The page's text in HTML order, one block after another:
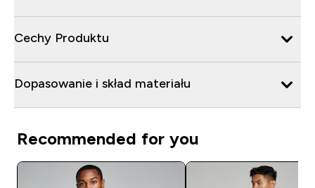
Cechy Produktu
Dopasowanie i skład materiału
Recommended for you